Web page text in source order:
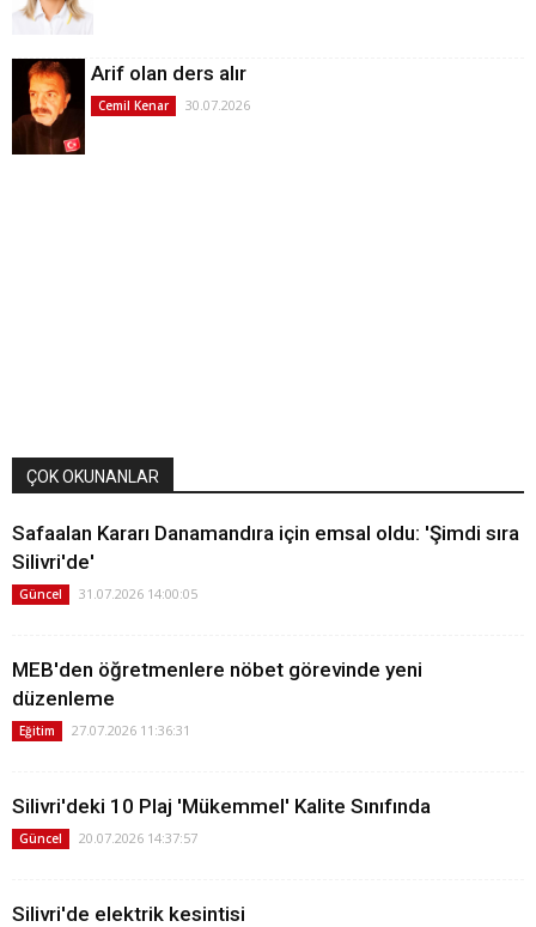
Arif olan ders alır
Cemil Kenar 30.07.2026
ÇOK OKUNANLAR
Safaalan Kararı Danamandıra için emsal oldu: 'Şimdi sıra
Silivri'de'
Güncel 31.07.2026 14:00:05
MEB'den öğretmenlere nöbet görevinde yeni
düzenleme
Eğitim 27.07.2026 11:36:31
Silivri'deki 10 Plaj 'Mükemmel' Kalite Sınıfında
Güncel 20.07.2026 14:37:57
Silivri'de elektrik kesintisi